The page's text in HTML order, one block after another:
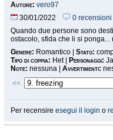
Autore: vero97
30/01/2022
0 recensioni
Quando due persone sono
ostacolo, sfida che li si ponga...
Genere: Romantico | Stato:
Tipo di coppia: Het | Personaggi:
Note: nessuna | Avvertimenti:
<<
Per recensire esegui il login o